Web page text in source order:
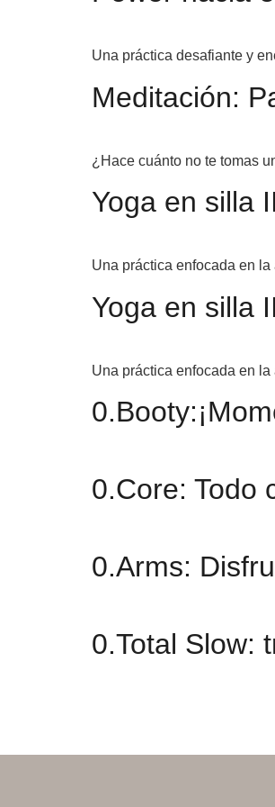
Una práctica desafiante y
Meditación:
¿Hace cuánto no te tomas
Yoga en silla II
Una práctica enfocada en
Yoga en silla II
Una práctica enfocada en
0.Core: Todo
0.Arms:
0.Total Slow: